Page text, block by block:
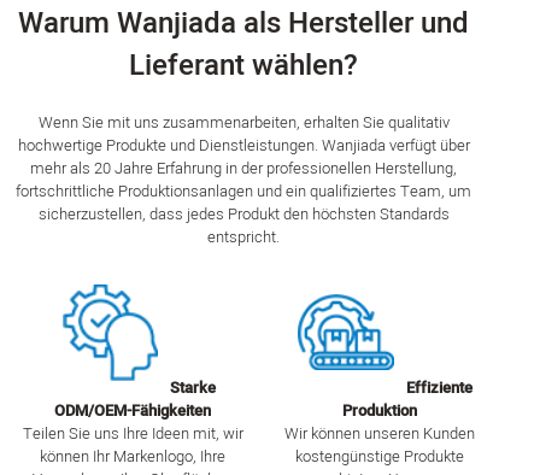
Warum Wanjiada als Hersteller und
Lieferant wählen?
Wenn Sie mit uns zusammenarbeiten, erhalten Sie qualitativ
hochwertige Produkte und Dienstleistungen. Wanjiada verfügt über
mehr als 20 Jahre Erfahrung in der professionellen Herstellung,
fortschrittliche Produktionsanlagen und ein qualifiziertes Team, um
sicherzustellen, dass jedes Produkt den höchsten Standards
entspricht.
Starke
ODM/OEM-Fähigkeiten
Teilen Sie uns Ihre Ideen mit, wir
können Ihr Markenlogo, Ihre
Effiziente
Produktion
Wir können unseren Kunden
kostengünstige Produkte